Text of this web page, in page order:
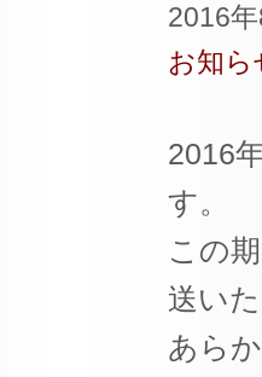
2016
お知ら
2016
す。
この
送い
あら